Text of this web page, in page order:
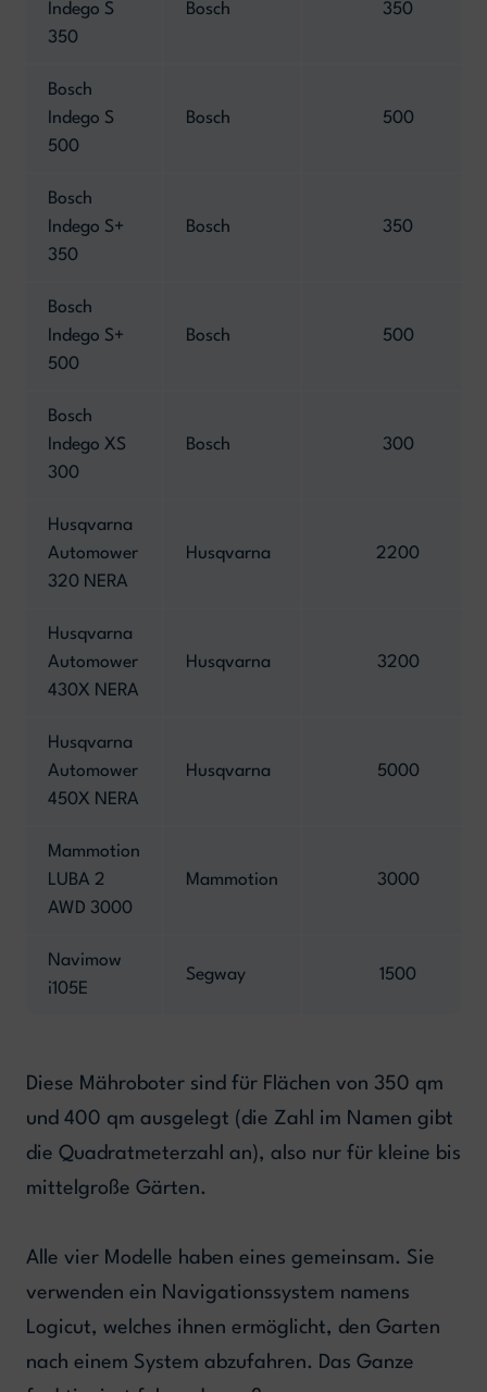
Indego S
350
Bosch 350
Bosch
Indego S
500
Bosch 500
Bosch
Indego S+
350
Bosch 350
Bosch
Indego S+
500
Bosch 500
Bosch
Indego XS
300
Bosch 300
Husqvarna
Automower
320 NERA
Husqvarna 2200
Husqvarna
Automower
430X NERA
Husqvarna 3200
Husqvarna
Automower
450X NERA
Husqvarna 5000
Mammotion
LUBA 2
AWD 3000
Mammotion 3000
Navimow
i105E
Segway 1500
Diese Mähroboter sind für Flächen von 350 qm
und 400 qm ausgelegt (die Zahl im Namen gibt
die Quadratmeterzahl an), also nur für kleine bis
mittelgroße Gärten.
Alle vier Modelle haben eines gemeinsam. Sie
verwenden ein Navigationssystem namens
Logicut, welches ihnen ermöglicht, den Garten
nach einem System abzufahren. Das Ganze